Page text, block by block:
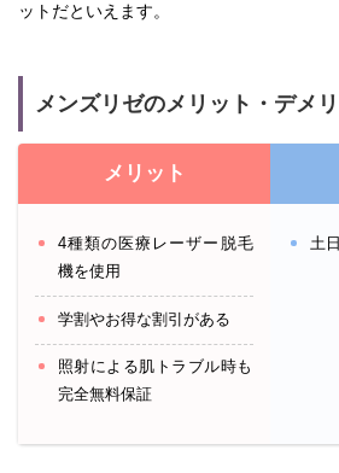
ットだといえます。
メンズリゼのメリット・デメ
メリット
4種類の医療レーザー脱毛
機を使用
学割やお得な割引がある
照射による肌トラブル時も
完全無料保証
土